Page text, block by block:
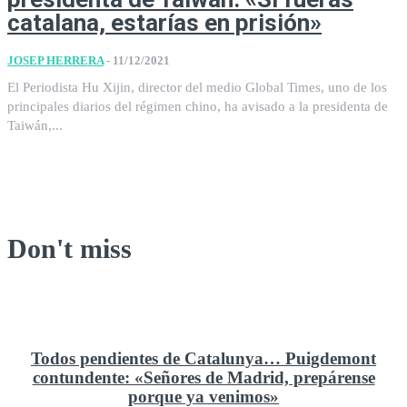
catalana, estarías en prisión»
JOSEP HERRERA - 11/12/2021
El Periodista Hu Xijin, director del medio Global Times, uno de los
principales diarios del régimen chino, ha avisado a la presidenta de
Taiwán,...
Don't miss
Todos pendientes de Catalunya… Puigdemont
contundente: «Señores de Madrid, prepárense
porque ya venimos»